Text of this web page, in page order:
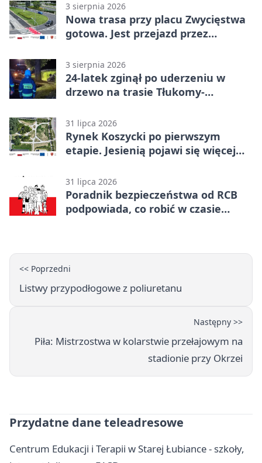
3 sierpnia 2026
Nowa trasa przy placu Zwycięstwa
gotowa. Jest przejazd przez
3 sierpnia 2026
24-latek zginął po uderzeniu w
drzewo na trasie Tłukomy-
31 lipca 2026
Rynek Koszycki po pierwszym
etapie. Jesienią pojawi się więcej
31 lipca 2026
Poradnik bezpieczeństwa od RCB
podpowiada, co robić w czasie
<< Poprzedni
Listwy przypodłogowe z poliuretanu
Następny >>
Piła: Mistrzostwa w kolarstwie przełajowym na
stadionie przy Okrzei
Przydatne dane teleadresowe
Centrum Edukacji i Terapii w Starej Łubiance - szkoły,